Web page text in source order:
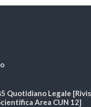
Quotidiano Legale
Area CUN 12]